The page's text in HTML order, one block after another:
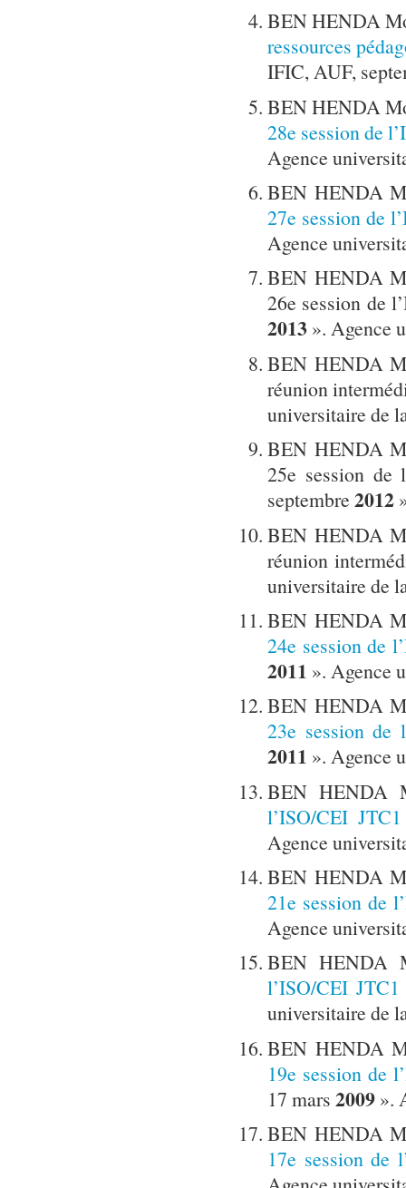
BEN HENDA
ressources
IFIC, AUF,
BEN HENDA
28e session de
Agence
BEN HENDA
27e session de
Agence
BEN HENDA
26e session de
2013 ». Agence
BEN HENDA
réunion
universitaire de
BEN HENDA
25e session de
septembre 2012
BEN HENDA
réunion
universitaire de
BEN HENDA
24e session de
2011 ». Agence
BEN HENDA
23e session de
2011 ». Agence
BEN HENDA
l’ISO/CEI
Agence
BEN HENDA
21e session de
Agence
BEN HENDA
l’ISO/CEI JTC1
universitaire de
BEN HENDA
19e session de
17 mars 2009 ».
BEN HENDA
17e session de